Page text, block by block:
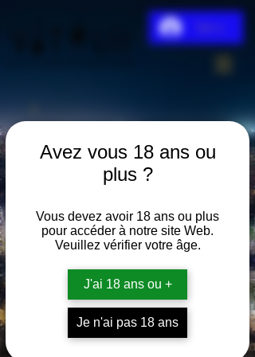
Avez vous 18 ans ou
plus ?
Vous devez avoir 18 ans ou plus
pour accéder à notre site Web.
Veuillez vérifier votre âge.
J'ai 18 ans ou +
Je n'ai pas 18 ans
Vin Rosé -